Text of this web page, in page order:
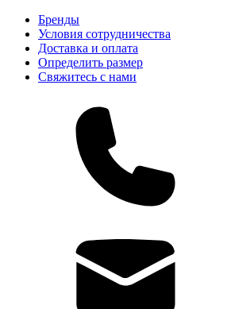
Бренды
Условия сотрудничества
Доставка и оплата
Определить размер
Свяжитесь с нами